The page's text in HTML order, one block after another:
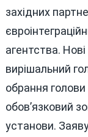
західних
агентства.
вирішальний
обрання
обов’язковий
установи.